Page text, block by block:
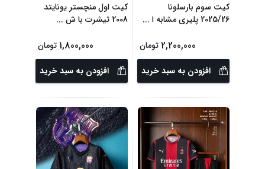
کیت سوم بارسلونا
2025/26 پلیری مشابه ا
...
2,200,000تومان
افزودن به سبد خرید
کیت اول منچستر یونایتد
2008 تیشرت با ش
...
1,800,000 تومان
افزودن به سبد خرید